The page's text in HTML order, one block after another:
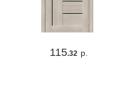
115.32 р.